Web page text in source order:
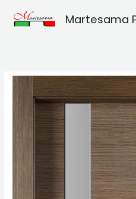
Martesama